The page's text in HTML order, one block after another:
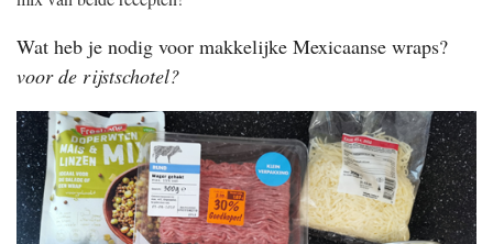
Wat heb je nodig voor makkelijke Mexicaanse wraps?
voor de rijstschotel?